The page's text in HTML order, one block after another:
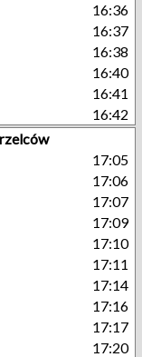
16:36
16:37
16:38
16:40
16:41
16:42
17:05
17:06
17:07
17:09
17:10
17:11
17:14
17:16
17:17
17:20